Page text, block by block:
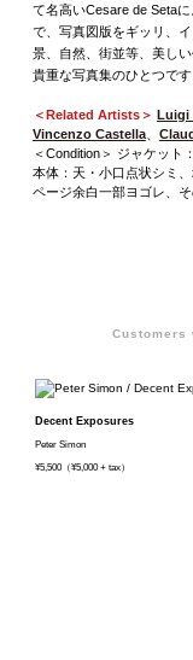
て名高いCesare de Seta
で、写真図版をギッリ、
景、自然、街並等、美し
貴重な写真集のひとつです
＜Related Artists＞ Luigi
Vincenzo Castella、
＜Condition＞ ジャケット
本体：天・小口点状シミ
ページ余白一部ヨゴレ、
Customers
Decent Exposures
Peter Simon
¥5,500（¥5,000 + tax）